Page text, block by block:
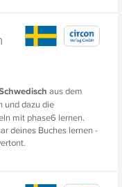
aus dem
und dazu die
mit phase6 lernen.
deines Buches lernen -